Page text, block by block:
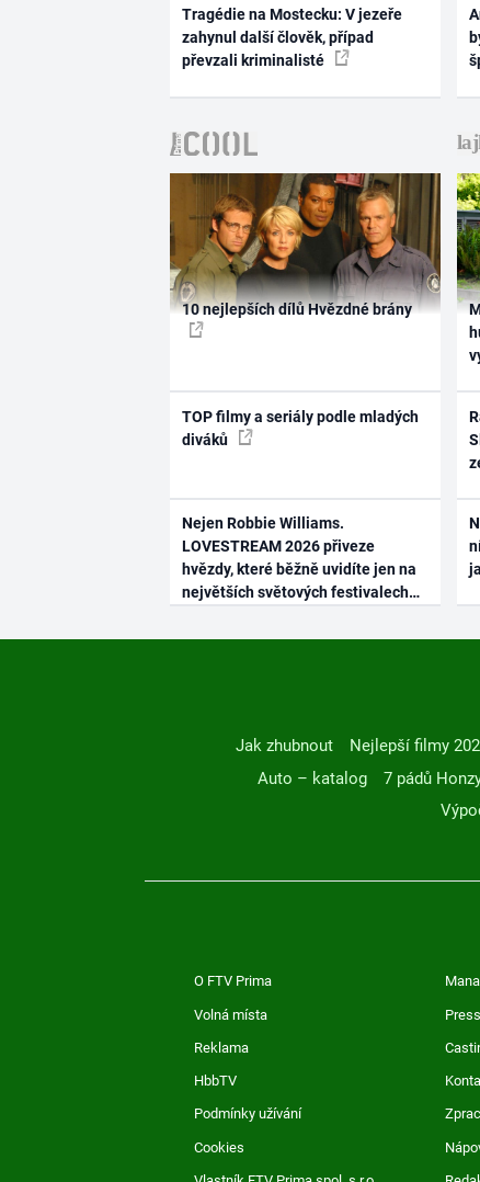
Tragédie na Mostecku: V jezeře
zahynul další člověk, případ
převzali kriminalisté
10 nejlepších dílů Hvězdné brány
TOP filmy a seriály podle mladých
diváků
Nejen Robbie Williams.
LOVESTREAM 2026 přiveze
hvězdy, které běžně uvidíte jen na
největších světových festivalech
Jak zhubnout Nejlepší filmy
Auto – katalog
7 pádů
O FTV Prima
Volná místa Press
Reklama
HbbTV
Podmínky užívání
Cookies